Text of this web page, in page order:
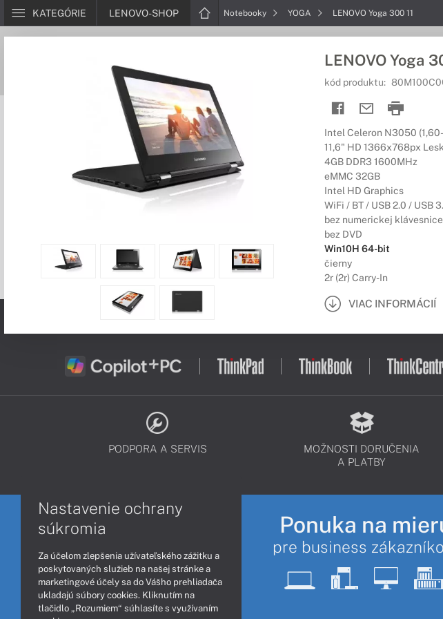
KATEGÓRIE LENOVO-SHOP Notebooky YOGA LENOVO Yoga 300 11
LENOVO Yoga
kód produktu:
Intel Celeron N3050
11,6" HD 1366x768px
4GB DDR3 1600MHz
eMMC 32GB
Intel HD Graphics
WiFi / BT / USB 2.0 / USB
bez numerickej klávesnice
bez DVD
Win10H 64-bit
čierny
2r (2r) Carry-In
VIAC INFORMÁCIÍ
PODPORA A SERVIS
MOŽNOSTI DORUČENIA
A PLATBY
Ponuka na
pre business
Nastavenie ochrany
súkromia
Za účelom zlepšenia užívateľského zážitku a
poskytovaných služieb na našej stránke a
marketingové účely sa do Vášho prehliadača
ukladajú súbory cookies. Kliknutím na
tlačidlo „Rozumiem“ súhlasíte s využívaním